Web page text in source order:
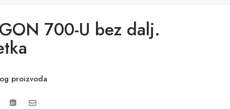
700-U bez dalj.
proizvoda